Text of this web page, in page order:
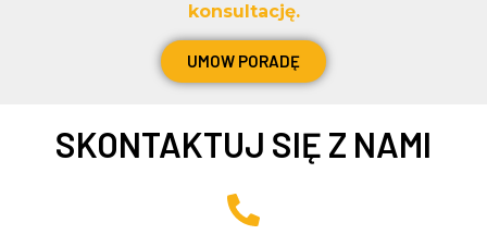
konsultację.
UMOW PORADĘ
SKONTAKTUJ SIĘ Z NAMI